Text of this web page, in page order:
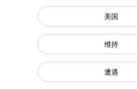
美国
维持
遭遇